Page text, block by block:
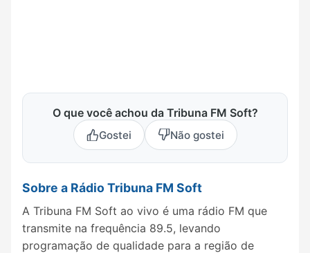
O que você achou da Tribuna FM Soft?
Gostei Não gostei
Sobre a Rádio Tribuna FM Soft
A Tribuna FM Soft ao vivo é uma rádio FM que
transmite na frequência 89.5, levando
programação de qualidade para a região de